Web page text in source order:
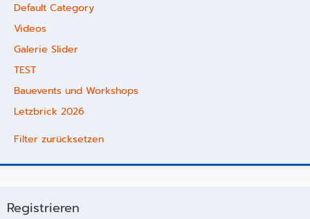
Default Category
Videos
Galerie Slider
TEST
Bauevents und Workshops
Letzbrick 2026
Filter zurücksetzen
Registrieren